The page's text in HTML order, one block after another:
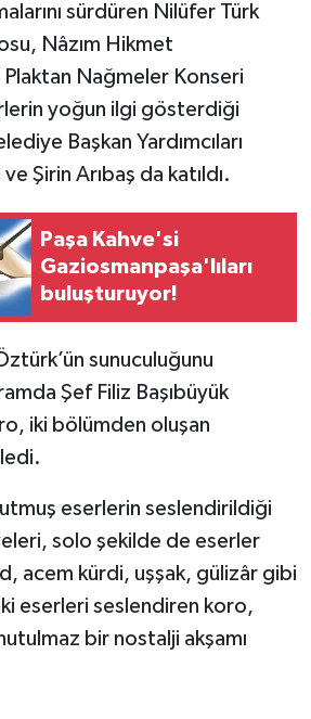
sürdüren Nilüfer Türk
Nâzım Hikmet
Nağmeler Konseri
yoğun ilgi gösterdiği
Başkan Yardımcıları
Şirin Arıbaş da katıldı.
Paşa Kahve'si
Gaziosmanpaşa'lıları
buluşturuyor!
sunuculuğunu
Şef Filiz Başıbüyük
iki bölümden oluşan
eserlerin seslendirildiği
solo şekilde de eserler
acem kürdi, uşşak, gülizâr gibi
eserleri seslendiren koro,
bir nostalji akşamı